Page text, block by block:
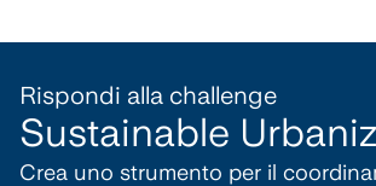
Rispondi alla challenge
Sustainable
Crea uno strumento per il